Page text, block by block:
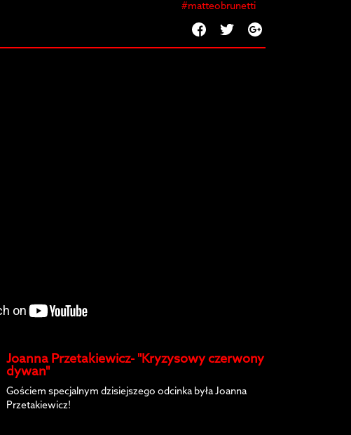
#matteobrunetti
Joanna Przetakiewicz- "Kryzysowy czerwony
dywan"
Gościem specjalnym dzisiejszego odcinka była Joanna
Przetakiewicz!